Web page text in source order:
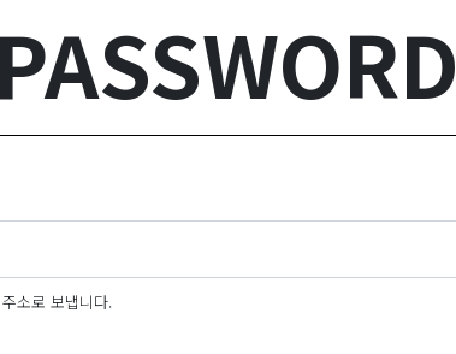
N
소로 보냅니다.